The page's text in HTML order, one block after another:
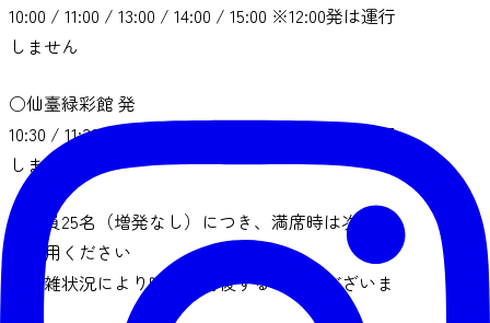
10:00 / 11:00 / 13:00 / 14:00 / 15:00 ※12:00発は運行
しません
○仙臺緑彩館 発
10:30 / 11:30 / 13:30 / 14:30 / 15:30 ※12:30発は運行
しません
※定員25名（増発なし）につき、満席時は次便を
ご利用ください
※混雑状況により時刻が前後する場合がございま